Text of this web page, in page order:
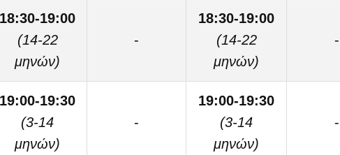
18:30-19:00
(14-22
μηνών)
-
18:30-19:00
(14-22
μηνών)
-
19:00-19:30
(3-14
μηνών)
-
19:00-19:30
(3-14
μηνών)
-